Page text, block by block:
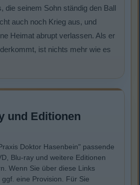
die seinem Sohn ständig den Ball
auch noch Krieg aus, und
Heimat abrupt verlassen. Als er
ist nichts mehr wie es
und Editionen
Doktor Hasenbein" passende
Blu-ray und weitere Editionen
Wenn Sie über diese Links
eine Provision. Für Sie